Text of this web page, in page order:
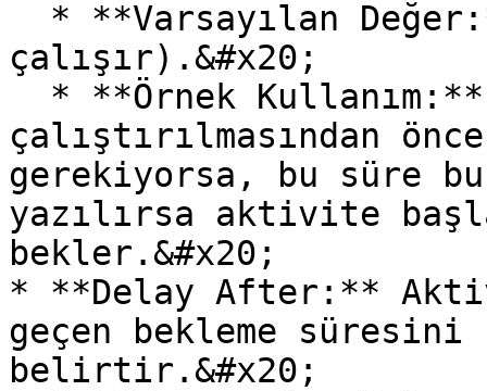
çalışır).&#x20;
çalıştırılmasından
gerekiyorsa, bu süre
yazılırsa aktivite
bekler.&#x20;
* **Delay After:**
geçen bekleme
belirtir.&#x20;